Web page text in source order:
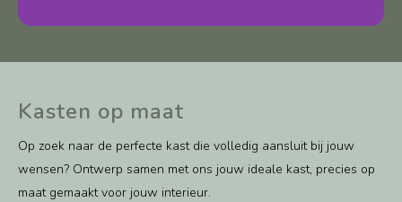
Kasten op maat
Op zoek naar de perfecte kast die volledig aansluit bij jouw
wensen? Ontwerp samen met ons jouw ideale kast, precies op
maat gemaakt voor jouw interieur.